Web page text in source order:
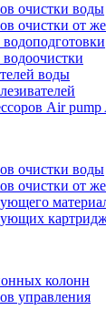
очистки воды
очистки от
воды
Air pump
очистки воды
очистки от
колонн
управления